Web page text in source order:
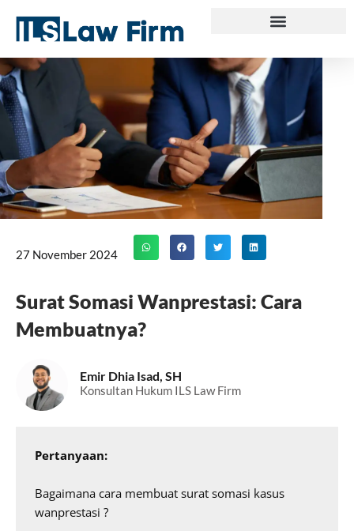
content
27 November 2024
Surat Somasi Wanprestasi: Cara
Membuatnya?
Emir Dhia Isad, SH
Konsultan Hukum ILS Law Firm
Pertanyaan:
Bagaimana cara membuat surat somasi kasus
wanprestasi ?